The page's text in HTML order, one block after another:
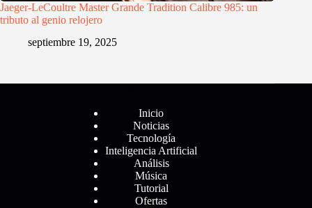
Jaeger-LeCoultre Master Grande Tradition Calibre 985: un
tributo al genio relojero
septiembre 19, 2025
Inicio
Noticias
Tecnología
Inteligencia Artificial
Análisis
Música
Tutorial
Ofertas